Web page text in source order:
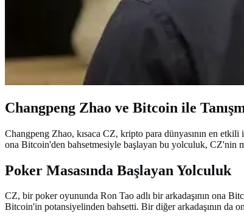
Changpeng Zhao ve Bitcoin ile
Changpeng Zhao, kısaca CZ, kripto para dünyasının en etkili
ona Bitcoin'den bahsetmesiyle başlayan bu yolculuk, CZ'nin
Poker Masasında Başlayan Yolculuk
CZ, bir poker oyununda Ron Tao adlı bir arkadaşının ona
Bitcoin'in potansiyelinden bahsetti. Bir diğer arkadaşının da